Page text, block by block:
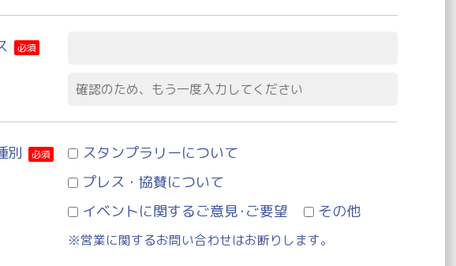
必須
別 必須
スタンプラリーについて
プレス・協賛について
イベントに関するご意見･ご要望
その他
※営業に関するお問い合わせはお断りします。